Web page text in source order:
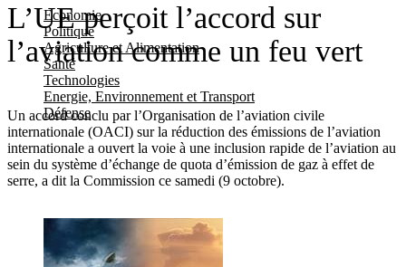
Economie
Politique
Agriculture et Alimentation
Santé
Technologies
Energie, Environnement et Transport
Défense
L’UE perçoit l’accord sur
l’aviation comme un feu vert
Un accord conclu par l’Organisation de l’aviation civile
internationale (OACI) sur la réduction des émissions de l’aviation
internationale a ouvert la voie à une inclusion rapide de l’aviation au
sein du système d’échange de quota d’émission de gaz à effet de
serre, a dit la Commission ce samedi (9 octobre).